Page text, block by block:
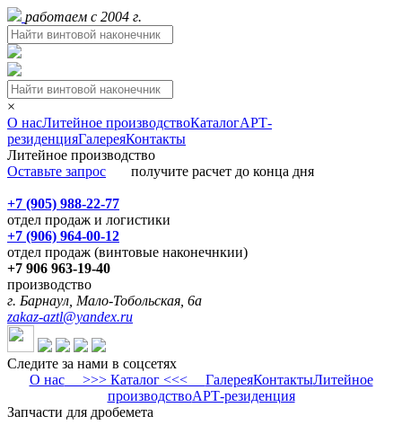
работаем с 2004 г.
×
О насЛитейное производствоКаталогАРТ-
резиденцияГалереяКонтакты
Литейное производство
Оставьте запрос получите расчет до конца дня
+7 (905) 988-22-77
отдел продаж и логистики
+7 (906) 964-00-12
отдел продаж (винтовые наконечнкии)
+7 906 963-19-40
производство
г. Барнаул, Мало-Тобольская, 6а
zakaz-aztl@yandex.ru
Следите за нами в соцсетях
О нас>>> Каталог <<< ГалереяКонтактыЛитейное
производствоАРТ-резиденция
Запчасти для дробемета